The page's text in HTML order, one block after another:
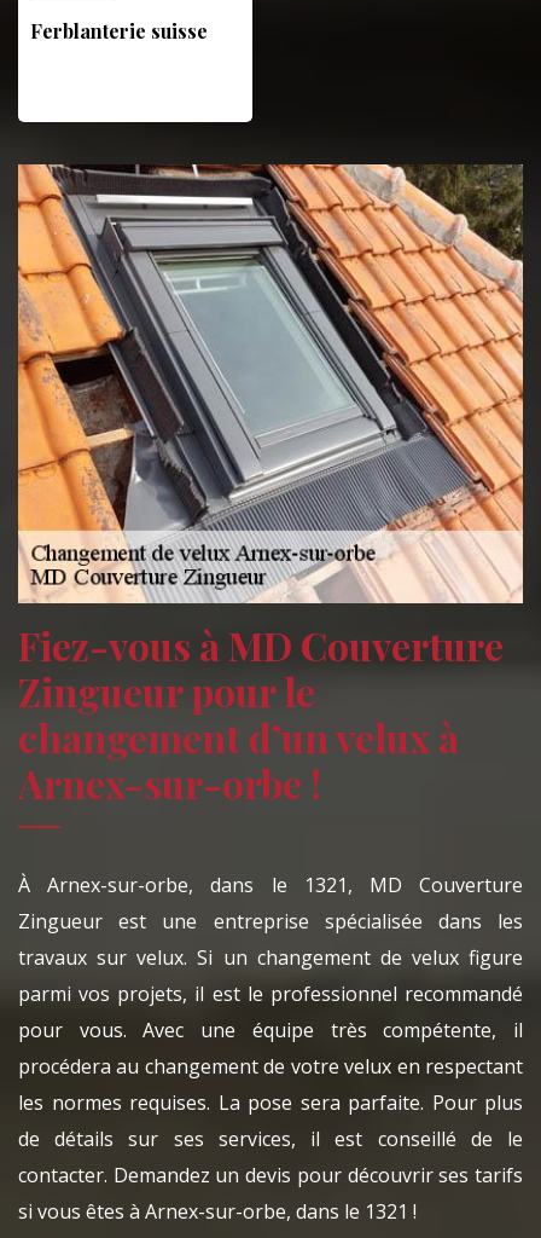
Ferblanterie suisse
Fiez-vous à MD Couverture
Zingueur pour le
changement d’un velux à
Arnex-sur-orbe !
À Arnex-sur-orbe, dans le 1321, MD Couverture
Zingueur est une entreprise spécialisée dans les
travaux sur velux. Si un changement de velux figure
parmi vos projets, il est le professionnel recommandé
pour vous. Avec une équipe très compétente, il
procédera au changement de votre velux en respectant
les normes requises. La pose sera parfaite. Pour plus
de détails sur ses services, il est conseillé de le
contacter. Demandez un devis pour découvrir ses tarifs
si vous êtes à Arnex-sur-orbe, dans le 1321 !